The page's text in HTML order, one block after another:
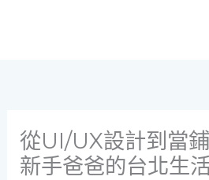
從UI/UX設計到當
新手爸爸的台北生